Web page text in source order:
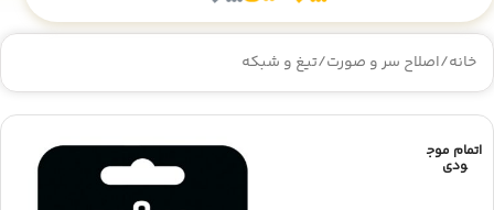
خانه/اصلاح سر و صورت/تیغ و شبکه
اتمام موج
ودی